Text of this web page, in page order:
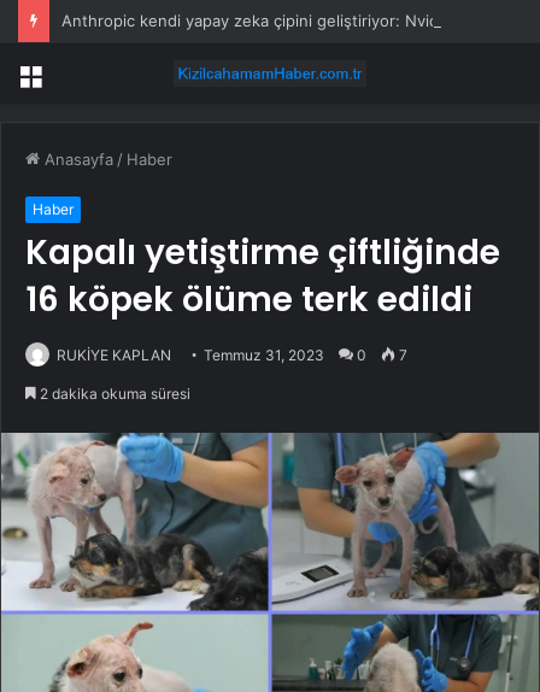
Menü
Anasayfa / Haber
Haber
Kapalı yetiştirme çiftliğinde
16 köpek ölüme terk edildi
RUKİYE KAPLAN Temmuz 31, 2023 0 7
2 dakika okuma süresi